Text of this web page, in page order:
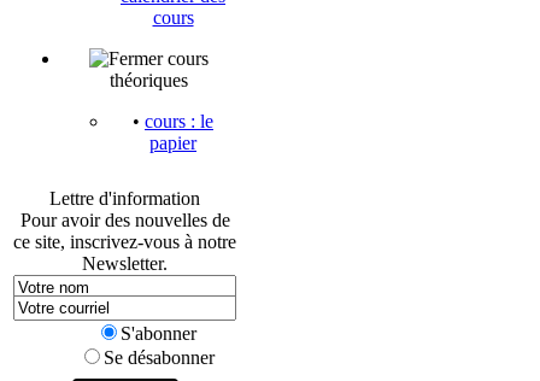
cours
cours
théoriques
• cours : le
papier
Lettre d'information
Pour avoir des nouvelles de
ce site, inscrivez-vous à notre
Newsletter.
S'abonner
Se désabonner